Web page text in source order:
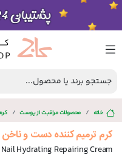
جستجو برند یا محصول...
خانه محصولات مراقبت از پوست
کرم ترمیم کننده دست و
Hydrating Repairing Cream